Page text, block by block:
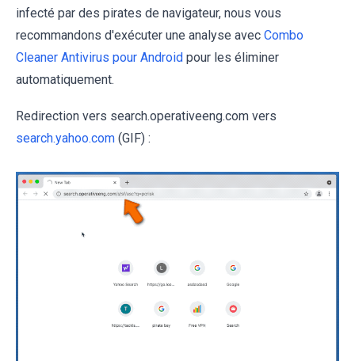
infecté par des pirates de navigateur, nous vous
recommandons d'exécuter une analyse avec Combo
Cleaner Antivirus pour Android pour les éliminer
automatiquement.
Redirection vers search.operativeeng.com vers
search.yahoo.com (GIF) :